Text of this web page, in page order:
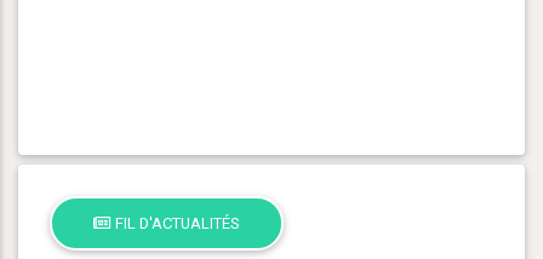
FIL D'ACTUALITÉS